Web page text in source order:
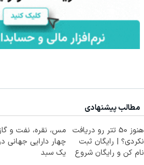
مطالب پیشنهادی
هنوز 50 تتر رو دریافت
نکردی؟ | رایگان ثبت
نام کن و رایگان شروع
مس، نقره، نفت و
چهار دارایی جهانی
یک سبد